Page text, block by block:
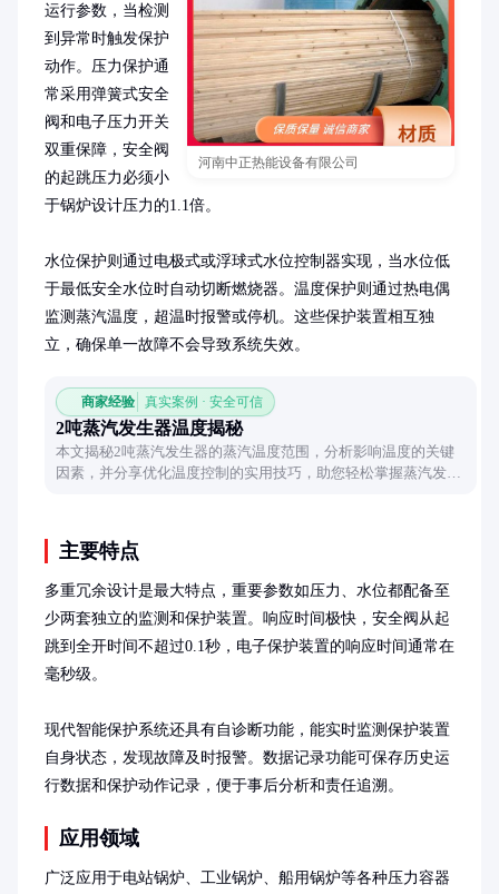
河南中正热能设备有限公司
运行参数，当检测
到异常时触发保护
动作。压力保护通
常采用弹簧式安全
阀和电子压力开关
双重保障，安全阀
的起跳压力必须小
于锅炉设计压力的1.1倍。
水位保护则通过电极式或浮球式水位控制器实现，当水位低
于最低安全水位时自动切断燃烧器。温度保护则通过热电偶
监测蒸汽温度，超温时报警或停机。这些保护装置相互独
立，确保单一故障不会导致系统失效。
商家经验 真实案例 · 安全可信
2吨蒸汽发生器温度揭秘
本文揭秘2吨蒸汽发生器的蒸汽温度范围，分析影响温度的关键
因素，并分享优化温度控制的实用技巧，助您轻松掌握蒸汽发生
主要特点
多重冗余设计是最大特点，重要参数如压力、水位都配备至
少两套独立的监测和保护装置。响应时间极快，安全阀从起
跳到全开时间不超过0.1秒，电子保护装置的响应时间通常在
毫秒级。
现代智能保护系统还具有自诊断功能，能实时监测保护装置
自身状态，发现故障及时报警。数据记录功能可保存历史运
行数据和保护动作记录，便于事后分析和责任追溯。
应用领域
广泛应用于电站锅炉、工业锅炉、船用锅炉等各种压力容器